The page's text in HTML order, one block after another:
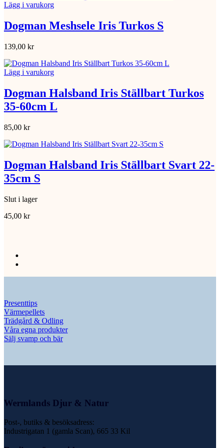
Lägg i varukorg
Dogman Meshsele Iris Turkos S
139,00 kr
Lägg i varukorg
Dogman Halsband Iris Ställbart Turkos
35-60cm L
85,00 kr
Dogman Halsband Iris Ställbart Svart 22-
35cm S
Slut i lager
45,00 kr
Presenttips
Värmepellets
Trädgård & Odling
Våra egna produkter
Sälj svamp och bär
Wermlands Djur & Natur
Post-, butiks & besöksadress:
Industrigatan 1 (gamla Scan), 665 33 Kil